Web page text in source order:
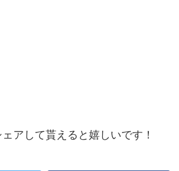
アして貰えると嬉しいです！